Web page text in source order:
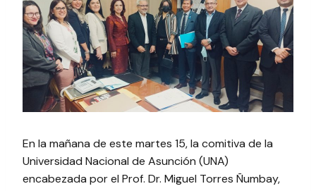
En la mañana de este martes 15, la comitiva de la
Universidad Nacional de Asunción (UNA)
encabezada por el Prof. Dr. Miguel Torres Ñumbay,